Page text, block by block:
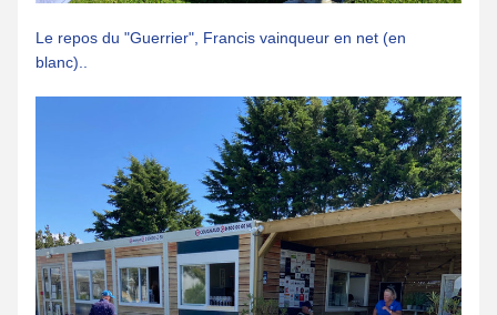
Le repos du "Guerrier", Francis vainqueur en net (en
blanc)..